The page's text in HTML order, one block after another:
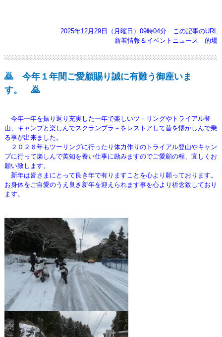
2025年12月29日（月曜日）09時04分
この記事のURL
新着情報＆イベントニュース
的場
🙇 今年１年間ご愛顧賜り誠に有難う御座いま
す。 🙇
今年一年を振り返り充実した一年で楽しいツ－リングやトライアル登
山、キャンプと楽しんでスクランブラ－を レストアして昔を懐かしんで乗
る事が出来ました。
２０２６年もツーリングに行ったり体力作りのトライアル登山やキャン
プに行って楽しんで英知を養い仕事に励みますのでご愛顧の程、 宜しくお
願い致します。
新年は皆さまにとって良き年で有りますことを心より願っております。
お身体をご自愛のうえ良き新年を迎えられます事を心より祈念致しており
ます。